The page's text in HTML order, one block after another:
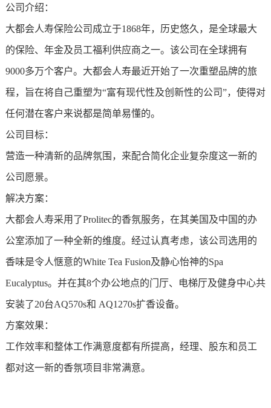
公司介绍：
大都会人寿保险公司成立于1868年，历史悠久，是全球最大
的保险、年金及员工福利供应商之一。该公司在全球拥有
9000多万个客户。大都会人寿最近开始了一次重塑品牌的旅
程，旨在将自己重塑为“富有现代性及创新性的公司”，使得对
任何潜在客户来说都是简单易懂的。
公司目标：
营造一种清新的品牌氛围，来配合简化企业复杂度这一新的
公司愿景。
解决方案：
大都会人寿采用了Prolitec的香氛服务，在其美国及中国的办
公室添加了一种全新的维度。 经过认真考虑，该公司选用的
香味是令人惬意的White Tea Fusion及静心怡神的Spa
Eucalyptus。并在其8个办公地点的门厅、电梯厅及健身中心共
安装了20台AQ570s和 AQ1270s扩香设备。
方案效果：
工作效率和整体工作满意度都有所提高， 经理、股东和员工
都对这一新的香氛项目非常满意。